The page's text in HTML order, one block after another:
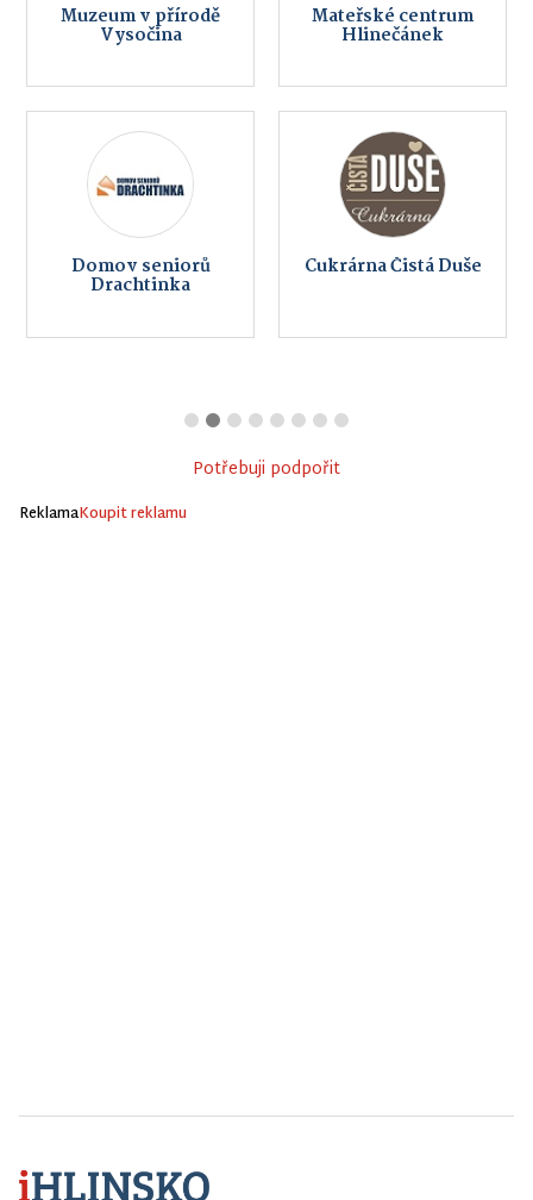
Muzeum v přírodě
Vysočina
Mateřské centrum
Hlinečánek
Domov seniorů
Drachtinka
Cukrárna Čistá Duše
Potřebuji podpořit
ReklamaKoupit reklamu